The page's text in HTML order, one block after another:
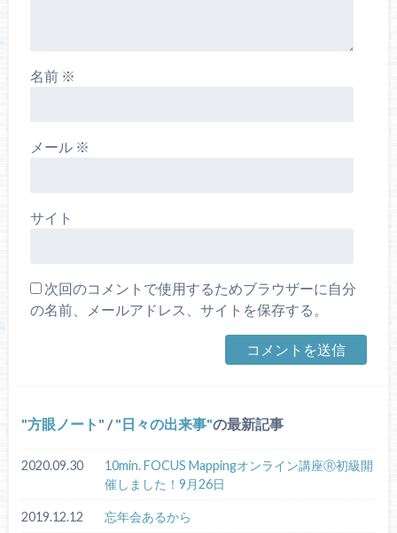
名前 ※
メール ※
サイト
次回のコメントで使用するためブラウザーに自分
の名前、メールアドレス、サイトを保存する。
方眼ノート / 日々の出来事 の最新記事
2020.09.30
10min. FOCUS Mappingオンライン講座Ⓡ初級開
催しました！9月26日
2019.12.12 忘年会あるから